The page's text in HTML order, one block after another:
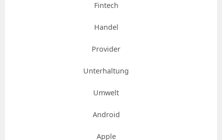
Fintech
Handel
Provider
Unterhaltung
Umwelt
Android
Apple